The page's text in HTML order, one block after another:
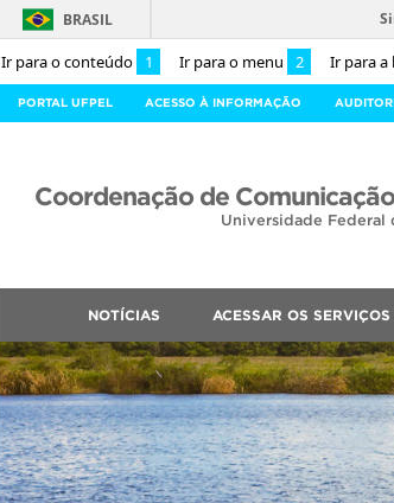
Ir para o conteúdo 1 Ir para o menu 2 Ir para a
BRASIL
PORTAL UFPEL ACESSO À INFORMAÇÃO
Coordenação de
Universidade Federal
NOTÍCIAS ACESSAR OS SERVIÇOS